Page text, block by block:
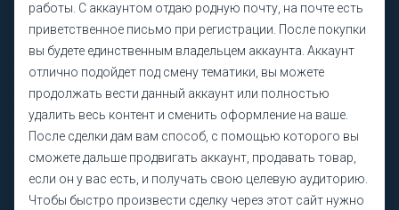
работы. С аккаунтом отдаю родную почту, на почте есть
приветственное письмо при регистрации. После покупки
вы будете единственным владельцем аккаунта. Аккаунт
отлично подойдет под смену тематики, вы можете
продолжать вести данный аккаунт или полностью
удалить весь контент и сменить оформление на ваше.
После сделки дам вам способ, с помощью которого вы
сможете дальше продвигать аккаунт, продавать товар,
если он у вас есть, и получать свою целевую аудиторию.
Чтобы быстро произвести сделку через этот сайт нужно